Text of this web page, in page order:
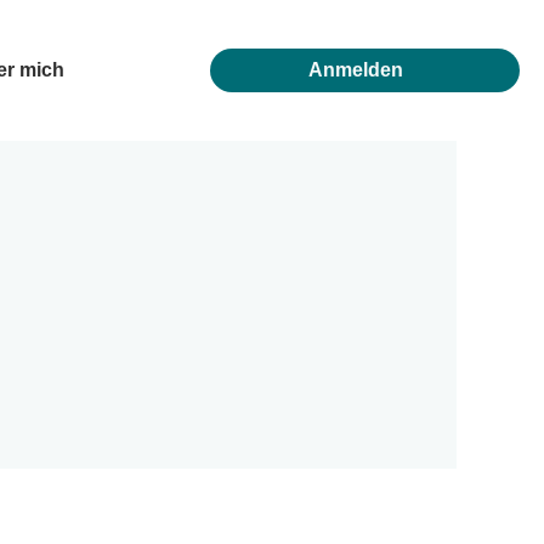
mich Anmelden